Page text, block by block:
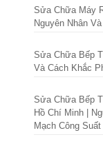
Sửa Chữa Máy
Nguyên Nhân
Sửa Chữa Bếp
Và Cách Khắc
Sửa Chữa Bếp
Hồ Chí Minh |
Mạch Công Suất